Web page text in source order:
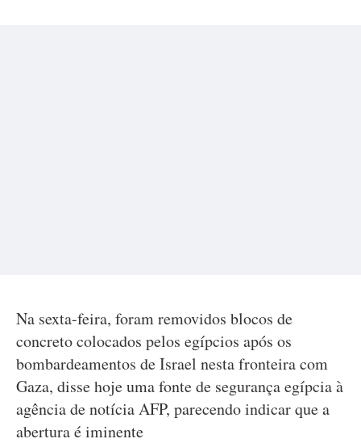
Na sexta-feira, foram removidos blocos de
concreto colocados pelos egípcios após os
bombardeamentos de Israel nesta fronteira com
Gaza, disse hoje uma fonte de segurança egípcia à
agência de notícia AFP, parecendo indicar que a
abertura é iminente